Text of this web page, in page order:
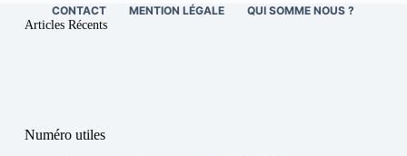
CONTACT MENTION LÉGALE QUI SOMME NOUS ?
Articles Récents
Numéro utiles